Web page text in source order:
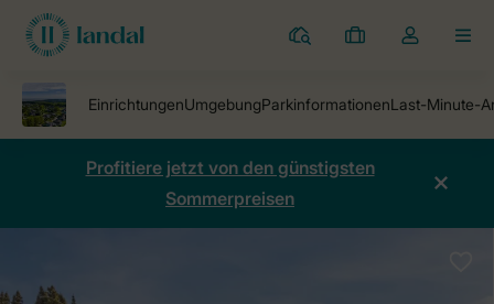
Ferienparks
Meine
Dropdown-
öffnen
Profitiere jetzt von den günstigsten
Sommerpreisen